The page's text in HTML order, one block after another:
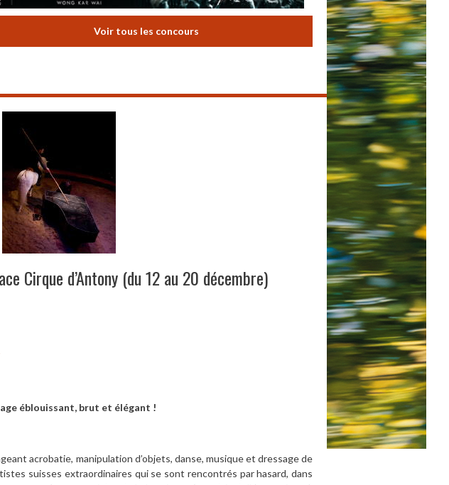
Voir tous les concours
Cirque d’Antony (du 12 au 20 décembre)
éblouissant, brut et élégant !
acrobatie, manipulation d’objets, danse, musique et dressage de
suisses extraordinaires qui se sont rencontrés par hasard, dans